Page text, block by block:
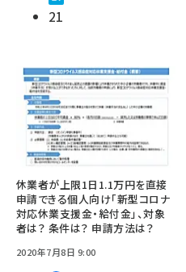
21
休業者が上限1日1.1万円を直接
申請できる個人向け「新型コロナ
対応休業支援金・給付金」、対象
者は？ 条件は？ 申請方法は？
2020年7月8日 9:00